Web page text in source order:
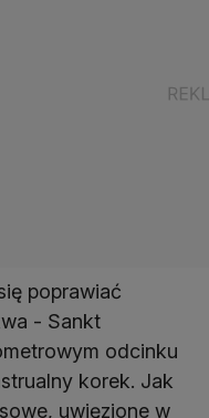
poprawiać
- Sankt
odcinku
korek. Jak
uwięzione w